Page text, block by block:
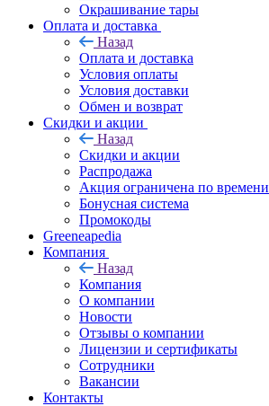
Окрашивание тары
Оплата и доставка
Назад
Оплата и доставка
Условия оплаты
Условия доставки
Обмен и возврат
Скидки и акции
Назад
Скидки и акции
Распродажа
Акция ограничена по времени
Бонусная система
Промокоды
Greeneapedia
Компания
Назад
Компания
О компании
Новости
Отзывы о компании
Лицензии и сертификаты
Сотрудники
Вакансии
Контакты